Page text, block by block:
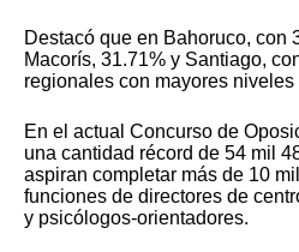
Destacó que en Bahoruco, con
Macorís, 31.71% y Santiago,
regionales con mayores
En el actual Concurso de
una cantidad récord de 54 mil
aspiran completar más de 10
funciones de directores de
y psicólogos-orientadores.